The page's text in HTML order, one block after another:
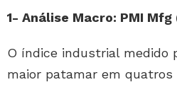
1- Análise Macro: PMI Mfg
O índice industrial medido
maior patamar em quatros